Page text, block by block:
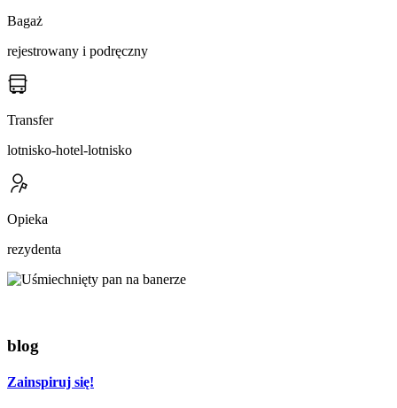
Bagaż
rejestrowany i podręczny
Transfer
lotnisko-hotel-lotnisko
Opieka
rezydenta
blog
Zainspiruj się!